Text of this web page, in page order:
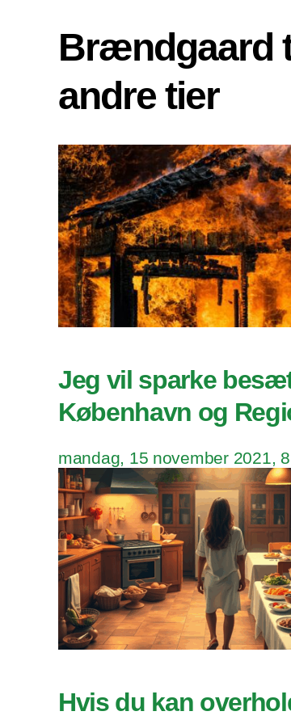
Brændgaard
andre tier
Jeg vil sparke
København og
mandag, 15 november 2021,
Hvis du kan